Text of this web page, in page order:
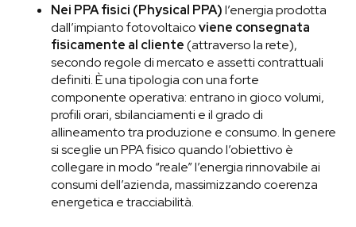
Nei PPA fisici (Physical PPA)l’energia prodotta
dall’impianto fotovoltaicoviene consegnata
fisicamente al cliente(attraverso la rete),
secondo regole di mercato e assetti contrattuali
definiti. È una tipologia con una forte
componente operativa: entrano in gioco volumi,
profili orari, sbilanciamenti e il grado di
allineamento tra produzione e consumo. In genere
si sceglie un PPA fisico quando l’obiettivo è
collegare in modo “reale” l’energia rinnovabile ai
consumi dell’azienda, massimizzando coerenza
energetica e tracciabilità.